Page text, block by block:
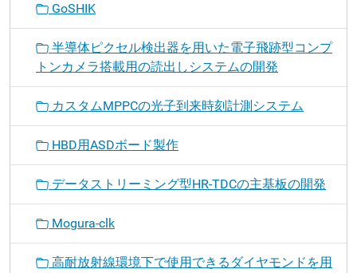
GoSHIK
半導体ピクセル検出器を用いた電子飛跡型コンプ
トンカメラ搭載用の読出しシステムの開発
カスタムMPPCの光子到来時刻計測システム
HBD用ASDボード製作
データストリーミング型HR-TDCの主基板の開発
Mogura-clk
高耐放射線環境下で使用できるダイヤモンドを用